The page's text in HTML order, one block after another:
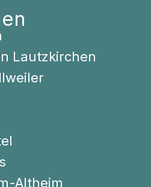
Lautzkirchen
Altheim